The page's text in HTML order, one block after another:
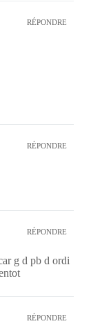
RÉPONDRE
RÉPONDRE
RÉPONDRE
g d pb d ordi
RÉPONDRE